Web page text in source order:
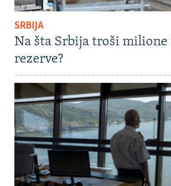
SRBIJA
Na šta Srbija troši milione
rezerve?